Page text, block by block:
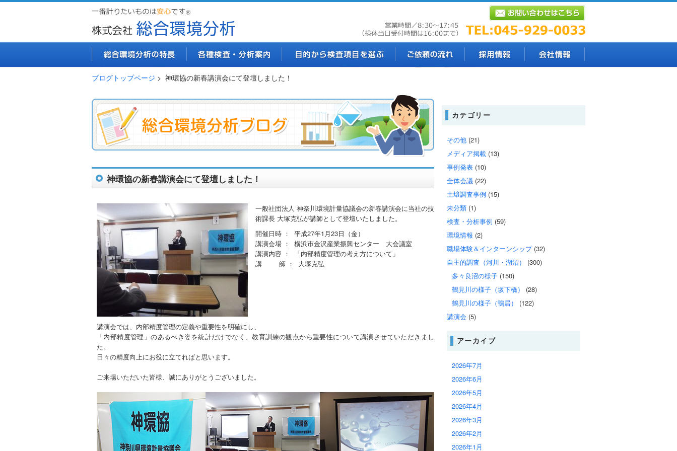
ブログトップページ > 神環協の新春講演会にて登壇しました！
神環協の新春講演会にて登壇しました！
一般社団法人 神奈川環境計量協議会の新春講演会に当社の技
術課長 大塚克弘が講師として登壇いたしました。
開催日時 ： 平成27年1月23日（金）
講演会場 ： 横浜市金沢産業振興センター 大会議室
講演内容 ： 「内部精度管理の考え方について」
講 師 ： 大塚克弘
講演会では、内部精度管理の定義や重要性を明確にし、
「内部精度管理」のあるべき姿を統計だけでなく、教育訓練の観点から重要性について講演させていただきまし
た。
日々の精度向上にお役に立てればと思います。
ご来場いただいた皆様、誠にありがとうございました。
カテゴリー
その他 (21)
メディア掲載 (13)
事例発表 (10)
全体会議 (22)
土壌調査事例 (15)
未分類 (1)
検査・分析事例 (59)
環境情報 (2)
職場体験＆インターンシップ(32)
自主的調査（河川・湖沼）
(300)
多々良沼の様子 (150)
鶴見川の様子（坂下橋）
(28)
鶴見川の様子（鴨居）
(122)
講演会 (5)
アーカイブ
2026年7月
2026年6月
2026年5月
2026年4月
2026年3月
2026年2月
2026年1月